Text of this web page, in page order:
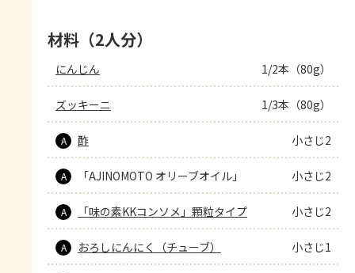
材料（2人分）
にんじん 1/2本（80g）
ズッキーニ 1/3本（80g）
A 酢 小さじ2
A 「AJINOMOTO オリーブオイル」 小さじ2
A 「味の素KKコンソメ」顆粒タイプ 小さじ2
A おろしにんにく（チューブ） 小さじ1